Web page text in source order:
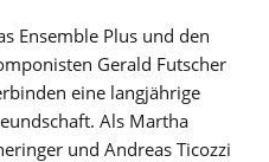
Ensemble Plus und den
Gerald Futscher
eine langjährige
Als Martha
und Andreas Ticozzi